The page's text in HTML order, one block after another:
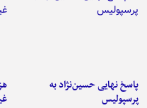
پاسخ نهایی حسین‌نژاد به
پرسپولیس